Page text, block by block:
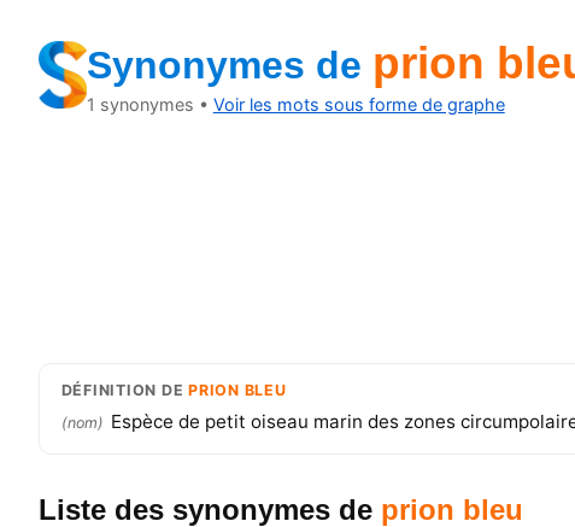
Synonymes de prion
1 synonymes • Voir les mots sous forme de graphe
DÉFINITION DEPRION BLEU
(nom) Espèce de petit oiseau marin des zones
Liste des synonymes de prion bleu